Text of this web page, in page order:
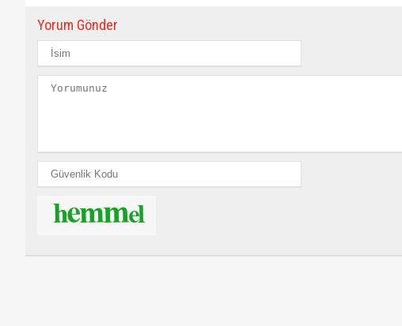
Yorum Gönder